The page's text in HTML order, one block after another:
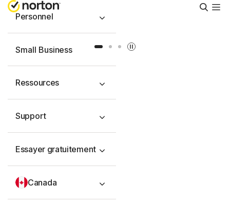
Personnel
Small Business
Ressources
Support
Essayer gratuitement
Canada
Slide 1 Slide 2 Slide 3